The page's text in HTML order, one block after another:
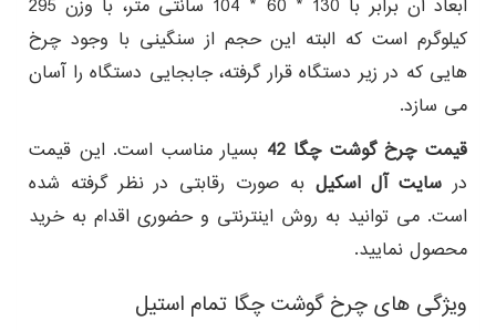
کیلوگرم است که البته این حجم از سنگینی با وجود چرخ
هایی که در زیر دستگاه قرار گرفته، جابجایی دستگاه را آسان
می سازد.
قیمت چرخ گوشت چگا 42
بسیار مناسب است. این قیمت
درسایت آل اسکیل به صورت رقابتی در نظر گرفته شده
است. می توانید به روش اینترنتی و حضوری اقدام به خرید
محصول نمایید.
ویژگی های چرخ گوشت چگا تمام استیل